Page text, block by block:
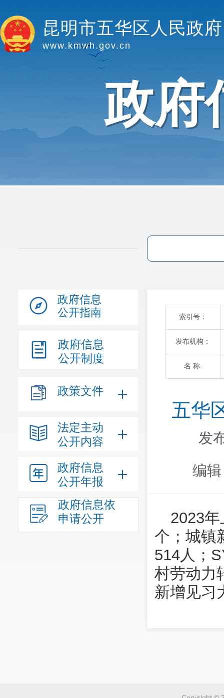
昆明市五华区人民政府
www.kmwh.gov.cn
政府
政府信息
公开指南
政府信息
公开制度
政策文件
法定主动
公开内容
政府信息
公开年报
政府信息依
申请公开
索引号：
发布机构：
名 称:
五华
发
编
2023
个；城镇
514人；
村劳动力
新增见习